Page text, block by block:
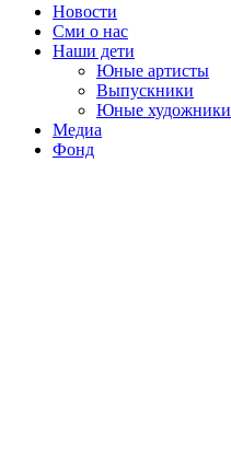
Новости
Сми о нас
Наши дети
Юные артисты
Выпускники
Юные художники
Медиа
Фонд